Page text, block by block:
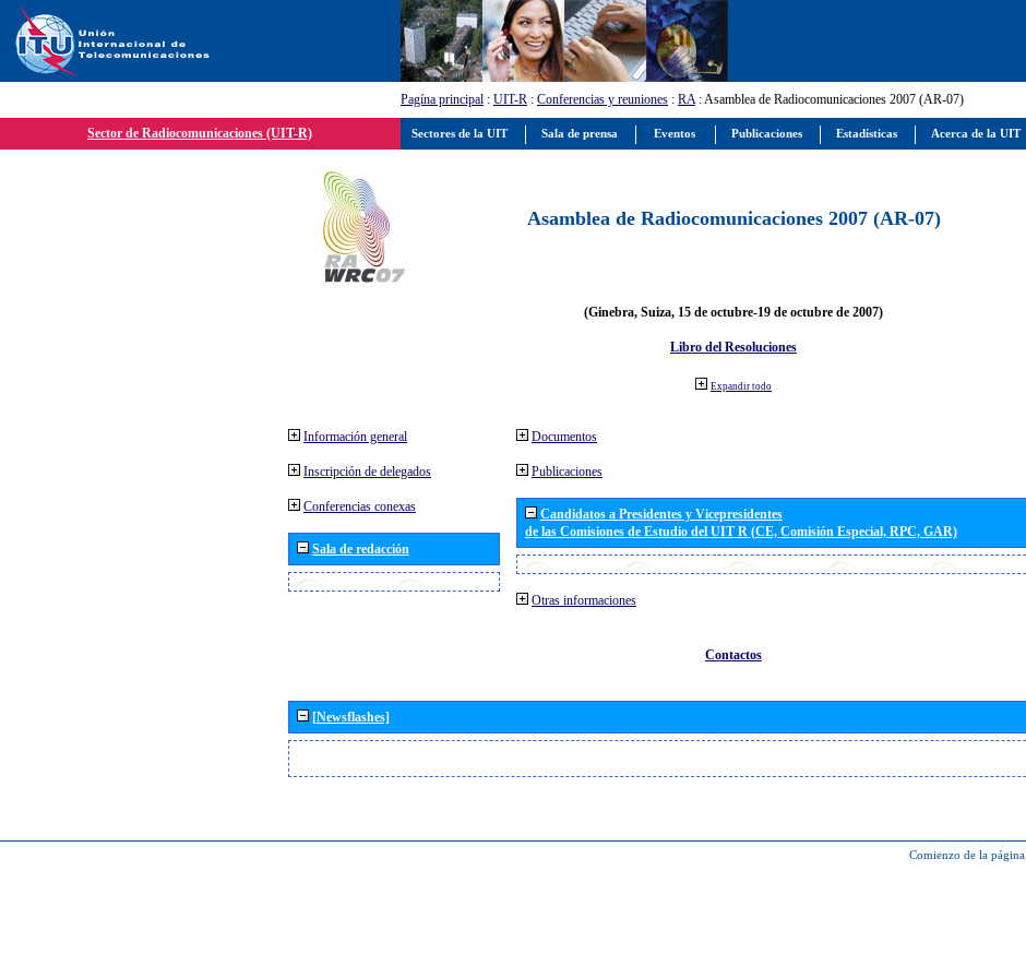
Pagína principal : UIT-R : Conferencias y reuniones : RA: Asamblea de Radiocomunicaciones 2007 (AR-07)
Sector de Radiocomunicaciones (UIT-R)
Asamblea de Radiocomunicaciones 2007 (AR-07)
(Ginebra, Suiza, 15 de octubre-19 de octubre de 2007)
Libro del Resoluciones
Expandir todo
Información general
Inscripción de delegados
Conferencias conexas
Sala de redacción
Documentos
Publicaciones
Candidatos a Presidentes y Vicepresidentes
de las Comisiones de Estudio del UIT R (CE, Comisión Especial, RPC, GAR)
Otras informaciones
Contactos
[Newsflashes]
Comienzo de la página
Sectores de la UIT Sala de prensa Eventos Publicaciones Estadísticas Acerca de la UIT